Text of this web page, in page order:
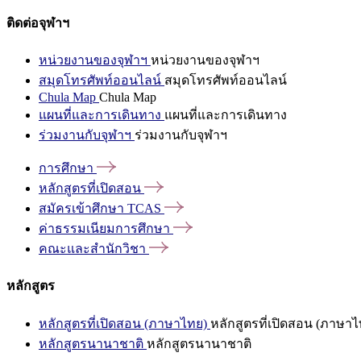
ติดต่อจุฬาฯ
หน่วยงานของจุฬาฯ หน่วยงานของจุฬาฯ
สมุดโทรศัพท์ออนไลน์ สมุดโทรศัพท์ออนไลน์
Chula Map Chula Map
แผนที่และการเดินทาง แผนที่และการเดินทาง
ร่วมงานกับจุฬาฯ ร่วมงานกับจุฬาฯ
การศึกษา
หลักสูตรที่เปิดสอน
สมัครเข้าศึกษา TCAS
ค่าธรรมเนียมการศึกษา
คณะและสำนักวิชา
หลักสูตร
หลักสูตรที่เปิดสอน (ภาษาไทย) หลักสูตรที่เปิดสอน (ภาษาไ
หลักสูตรนานาชาติ หลักสูตรนานาชาติ